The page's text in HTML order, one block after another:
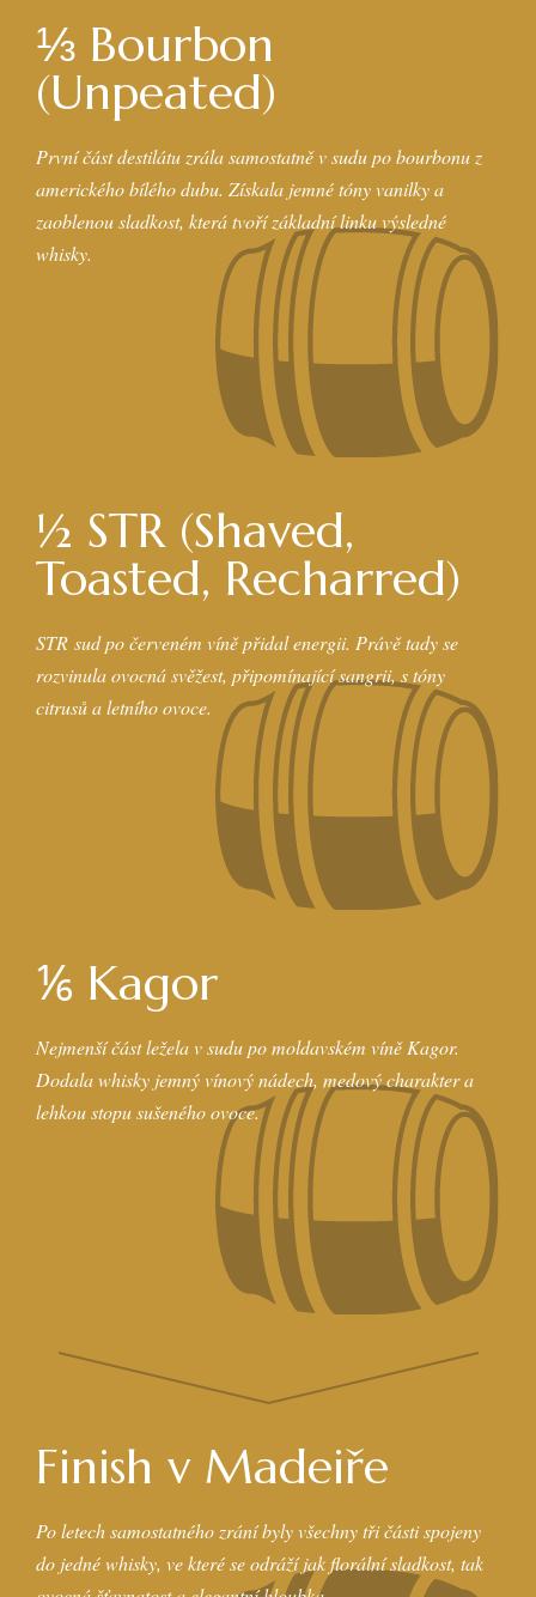
⅓ Bourbon
(Unpeated)
První část destilátu zrála samostatně v sudu po bourbonu z
amerického bílého dubu. Získala jemné tóny vanilky a
zaoblenou sladkost, která tvoří základní linku výsledné
whisky.
½ STR (Shaved,
Toasted, Recharred)
STR sud po červeném víně přidal energii. Právě tady se
rozvinula ovocná svěžest, připomínající sangrii, s tóny
citrusů a letního ovoce.
⅙ Kagor
Nejmenší část ležela v sudu po moldavském víně Kagor.
Dodala whisky jemný vínový nádech, medový charakter a
lehkou stopu sušeného ovoce.
Finish v Madeiře
Po letech samostatného zrání byly všechny tři části spojeny
do jedné whisky, ve které se odráží jak florální sladkost, tak